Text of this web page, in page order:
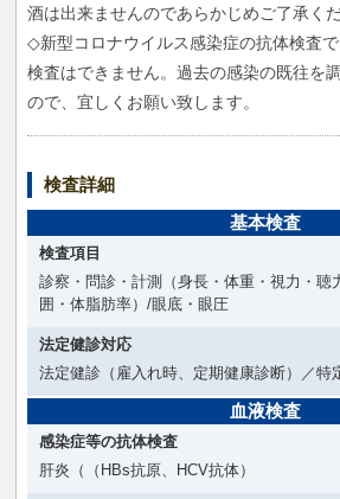
酒は出来ませんのであらかじめご了承くだ
◇新型コロナウイルス感染症の抗体検査
検査はできません。過去の感染の既往を
ので、宜しくお願い致します。
検査詳細
基本検査
検査項目
診察・問診・計測（身長・体重・視力・聴
囲・体脂肪率）/眼底・眼圧
法定健診対応
法定健診（雇入れ時、定期健康診断）／特
血液検査
感染症等の抗体検査
肝炎（（HBs抗原、HCV抗体）